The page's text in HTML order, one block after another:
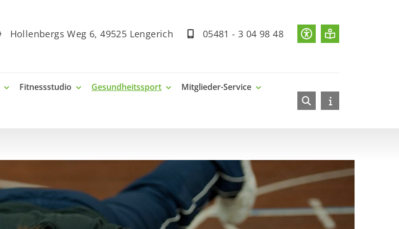
Hollenbergs Weg 6, 49525 Lengerich 05481 - 3 04 98 48
Fitnessstudio Gesundheitssport Mitglieder-Service